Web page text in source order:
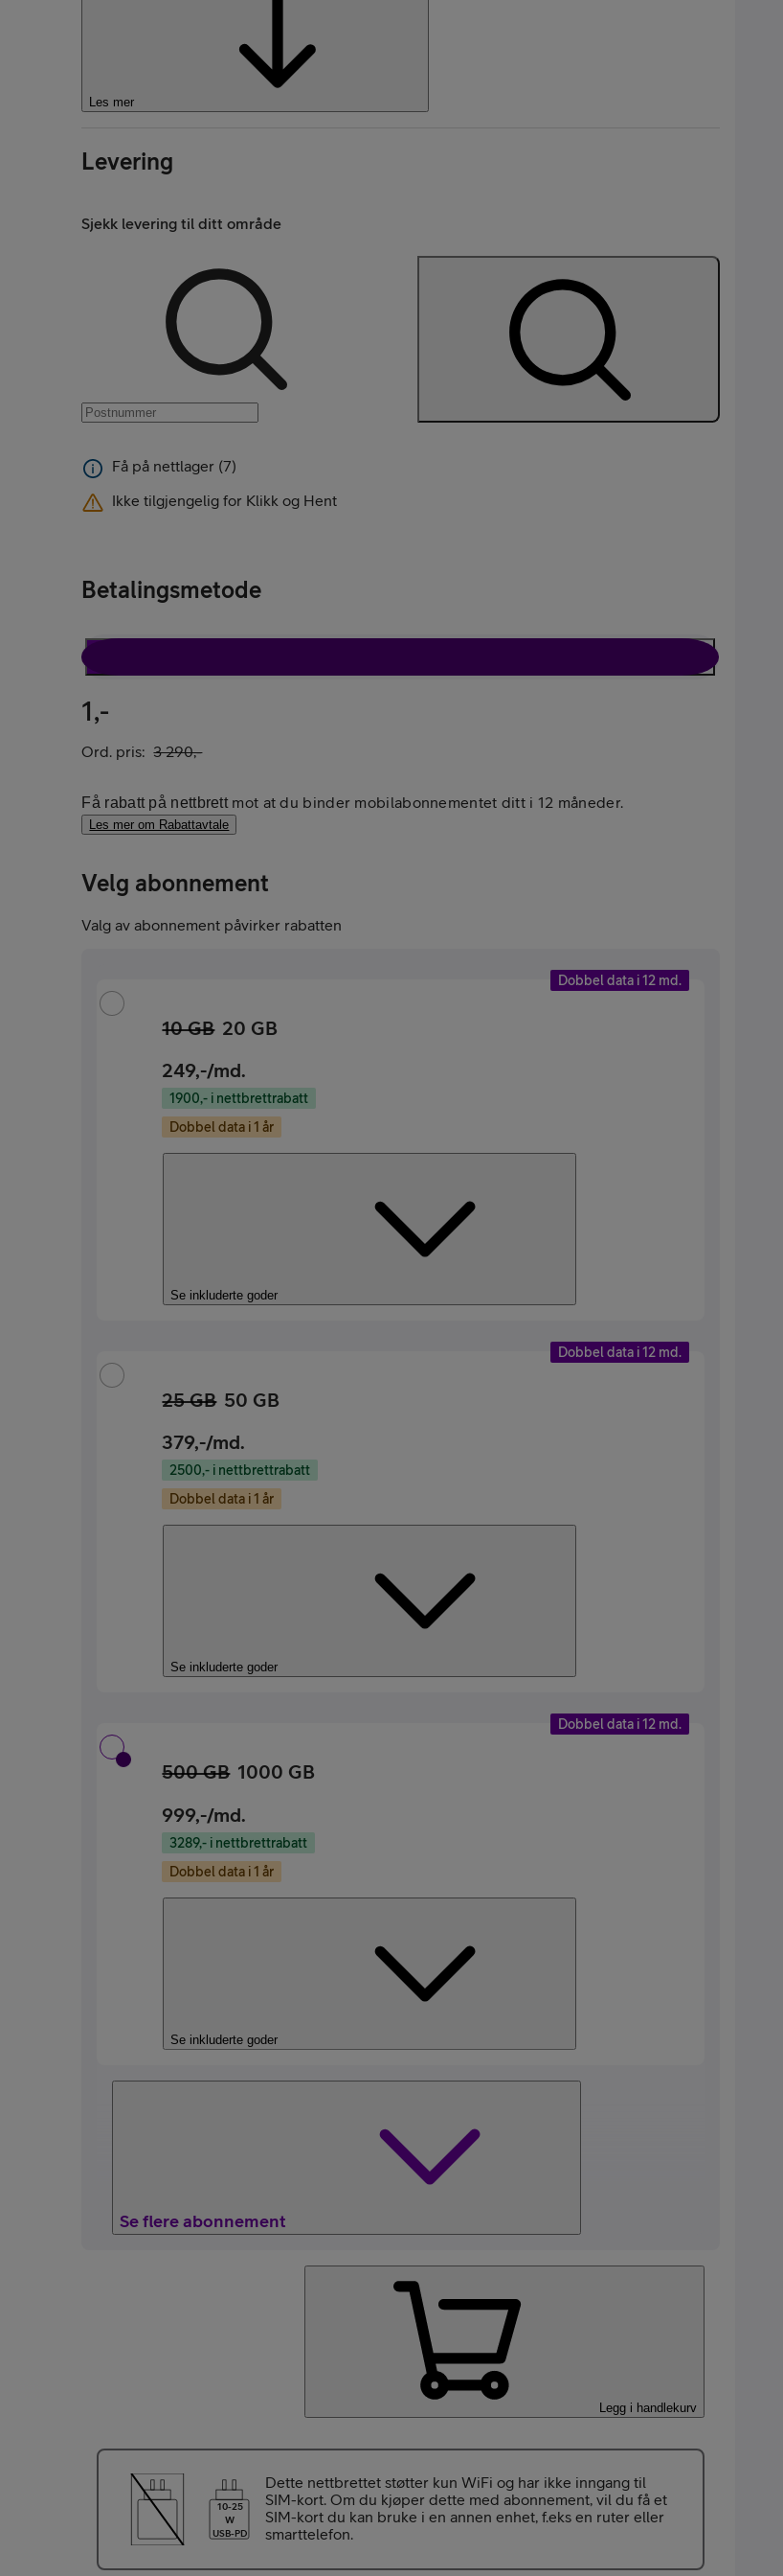
Kjøp Like Fin mobil
Mobil med abonnement
Mobilforsikring
Les mer
Levering
Sjekk levering til ditt område
Få på nettlager (7)
Ikke tilgjengelig for Klikk og Hent
Betalingsmetode
1,-
Ord. pris: 3 290,-
Få rabatt på nettbrett mot at du binder mobilabonnementet ditt i 12 måneder.
Les mer om Rabattavtale
Velg abonnement
Valg av abonnement påvirker rabatten
Dobbel data i 12 md.
10 GB 20 GB
249,-/md.
1900,- i nettbrettrabatt
Dobbel data i 1 år
Se inkluderte goder
Dobbel data i 12 md.
25 GB 50 GB
379,-/md.
2500,- i nettbrettrabatt
Dobbel data i 1 år
Se inkluderte goder
Dobbel data i 12 md.
500 GB 1000 GB
999,-/md.
3289,- i nettbrettrabatt
Dobbel data i 1 år
Se inkluderte goder
Se flere abonnement
Legg i handlekurv
10-25
W
USB-PD
Dette nettbrettet støtter kun WiFi og har ikke inngang til
SIM-kort. Om du kjøper dette med abonnement, vil du få et
SIM-kort du kan bruke i en annen enhet, f.eks en ruter eller
smarttelefon.